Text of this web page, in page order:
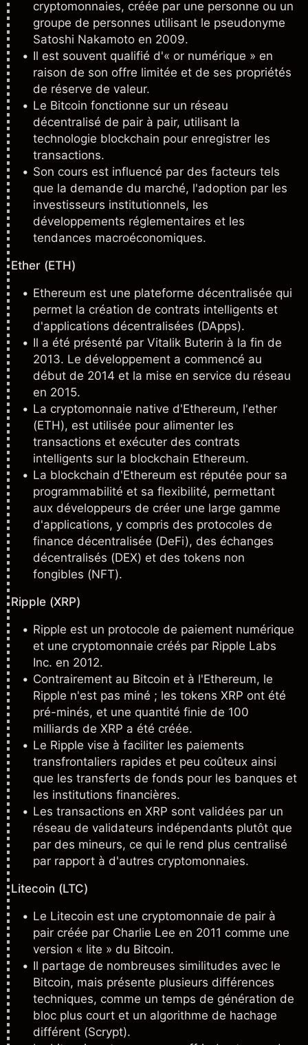
cryptomonnaies, créée par une personne ou un
groupe de personnes utilisant le pseudonyme
Satoshi Nakamoto en 2009.
Il est souvent qualifié d'« or numérique » en
raison de son offre limitée et de ses propriétés
de réserve de valeur.
Le Bitcoin fonctionne sur un réseau
décentralisé de pair à pair, utilisant la
technologie blockchain pour enregistrer les
transactions.
Son cours est influencé par des facteurs tels
que la demande du marché, l'adoption par les
investisseurs institutionnels, les
développements réglementaires et les
tendances macroéconomiques.
Ether (ETH)
Ethereum est une plateforme décentralisée qui
permet la création de contrats intelligents et
d'applications décentralisées (DApps).
Il a été présenté par Vitalik Buterin à la fin de
2013. Le développement a commencé au
début de 2014 et la mise en service du réseau
en 2015.
La cryptomonnaie native d'Ethereum, l'ether
(ETH), est utilisée pour alimenter les
transactions et exécuter des contrats
intelligents sur la blockchain Ethereum.
La blockchain d'Ethereum est réputée pour sa
programmabilité et sa flexibilité, permettant
aux développeurs de créer une large gamme
d'applications, y compris des protocoles de
finance décentralisée (DeFi), des échanges
décentralisés (DEX) et des tokens non
fongibles (NFT).
Ripple (XRP)
Ripple est un protocole de paiement numérique
et une cryptomonnaie créés par Ripple Labs
Inc. en 2012.
Contrairement au Bitcoin et à l'Ethereum, le
Ripple n'est pas miné ; les tokens XRP ont été
pré-minés, et une quantité finie de 100
milliards de XRP a été créée.
Le Ripple vise à faciliter les paiements
transfrontaliers rapides et peu coûteux ainsi
que les transferts de fonds pour les banques et
les institutions financières.
Les transactions en XRP sont validées par un
réseau de validateurs indépendants plutôt que
par des mineurs, ce qui le rend plus centralisé
par rapport à d'autres cryptomonnaies.
Litecoin (LTC)
Le Litecoin est une cryptomonnaie de pair à
pair créée par Charlie Lee en 2011 comme une
version « lite » du Bitcoin.
Il partage de nombreuses similitudes avec le
Bitcoin, mais présente plusieurs différences
techniques, comme un temps de génération de
bloc plus court et un algorithme de hachage
différent (Scrypt).